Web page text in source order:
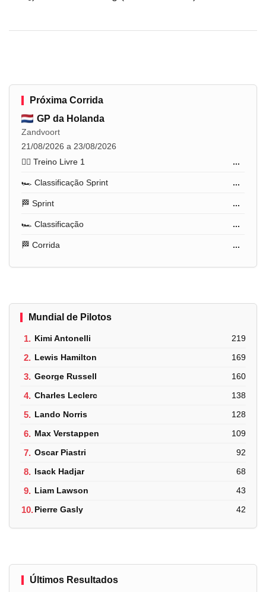
Próxima Corrida
GP da Holanda
Zandvoort
21/08/2026 a 23/08/2026
🏋️‍♂️ Treino Livre 1
...
🏎️ Classificação Sprint ...
🏁 Sprint ...
🏎️ Classificação ...
🏁 Corrida ...
Mundial de Pilotos
1. Kimi Antonelli 219
2. Lewis Hamilton 169
3. George Russell 160
4. Charles Leclerc 138
5. Lando Norris 128
6. Max Verstappen 109
7. Oscar Piastri 92
8. Isack Hadjar 68
9. Liam Lawson 43
10.Pierre Gasly 42
Últimos Resultados